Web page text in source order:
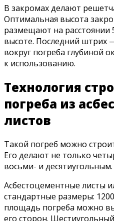
В закромах делают
Оптимальная высота
размещают на расстоянии
высоте. Последний штрих
вокруг погреба глубиной
к использованию.
Технология
погреба из
листов
Такой погреб можно
Его делают не только
восьми- и десятиугольным.
Асбестоцементные листы
стандартные размеры:
площадь погреба можно
его сторон.